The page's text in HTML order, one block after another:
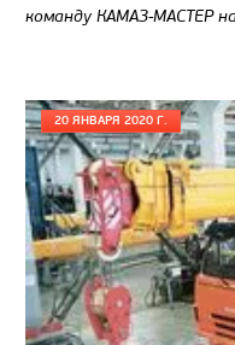
Цена по
Производитель
Экологический
Вместимость
команду КАМАЗ-МАСТЕР
20 ЯНВАРЯ 2020 Г.